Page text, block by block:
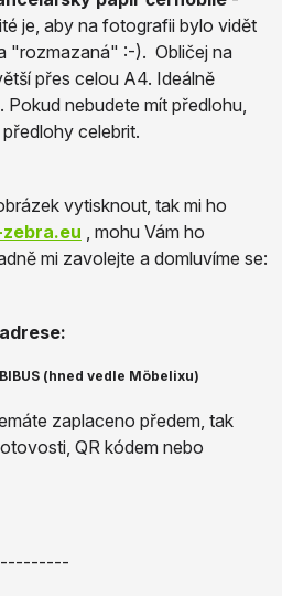
je, aby na fotografii bylo vidět
"rozmazaná" :-). Obličej na
přes celou A4. Ideálně
nebudete mít předlohu,
celebrit.
vytisknout, tak mi ho
, mohu Vám ho
mi zavolejte a domluvíme se:
(hned vedle Möbelixu)
zaplaceno předem, tak
QR kódem nebo